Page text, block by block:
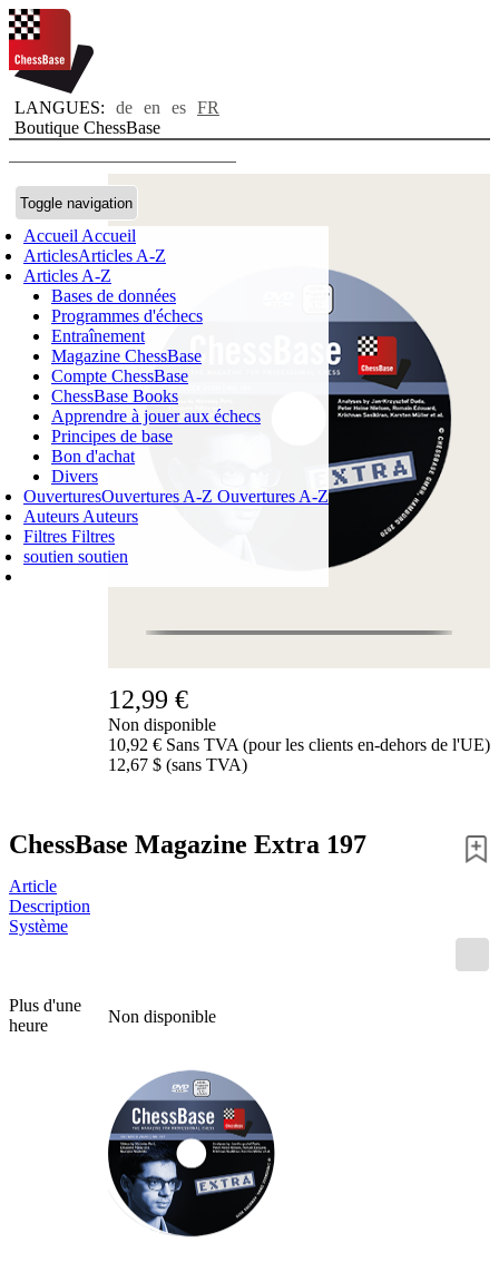
LANGUES: de en es FR
Boutique ChessBase
Toggle navigation
Accueil Accueil
ArticlesArticles A-Z
Articles A-Z
Bases de données
Programmes d'échecs
Entraînement
Magazine ChessBase
Compte ChessBase
ChessBase Books
Apprendre à jouer aux échecs
Principes de base
Bon d'achat
Divers
OuverturesOuvertures A-Z Ouvertures A-Z
Auteurs Auteurs
Filtres Filtres
soutien soutien
0ARTICLE
12,99 €
Non disponible
10,92 € Sans TVA (pour les clients en-dehors de l'UE)
12,67 $ (sans TVA)
ChessBase Magazine Extra 197
Article
Description
Système
Non disponible
Plus d'une
heure